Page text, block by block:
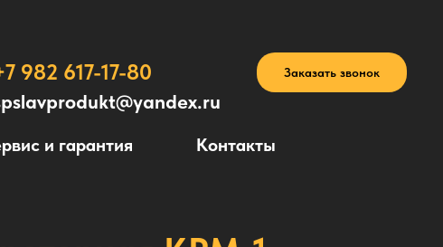
982 617-17-80 Заказать звонок
и гарантия Контакты